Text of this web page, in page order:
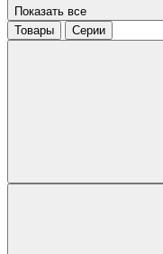
Показать все
Товары
Серии